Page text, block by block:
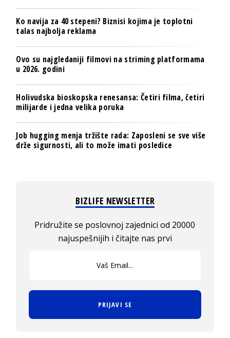
Ko navija za 40 stepeni? Biznisi kojima je toplotni
talas najbolja reklama
Ovo su najgledaniji filmovi na striming platformama
u 2026. godini
Holivudska bioskopska renesansa: Četiri filma, četiri
milijarde i jedna velika poruka
Job hugging menja tržište rada: Zaposleni se sve više
drže sigurnosti, ali to može imati posledice
BIZLIFE NEWSLETTER
Pridružite se poslovnoj zajednici od 20000
najuspešnijih i čitajte nas prvi
PRIJAVI SE